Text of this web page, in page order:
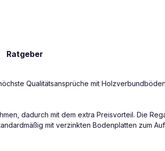
Ratgeber
Qualitätsansprüche mit
dadurch mit dem extra Preisvorteil. Die
mit verzinkten Bodenplatten zum